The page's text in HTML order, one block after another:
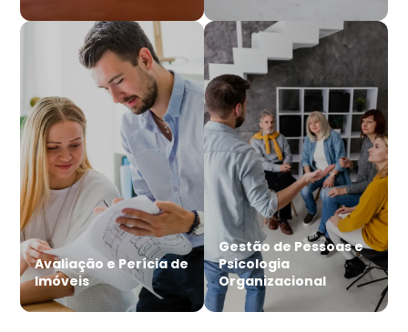
Avaliação e Perícia de
Imóveis
Gestão de Pessoas e
Psicologia
Organizacional